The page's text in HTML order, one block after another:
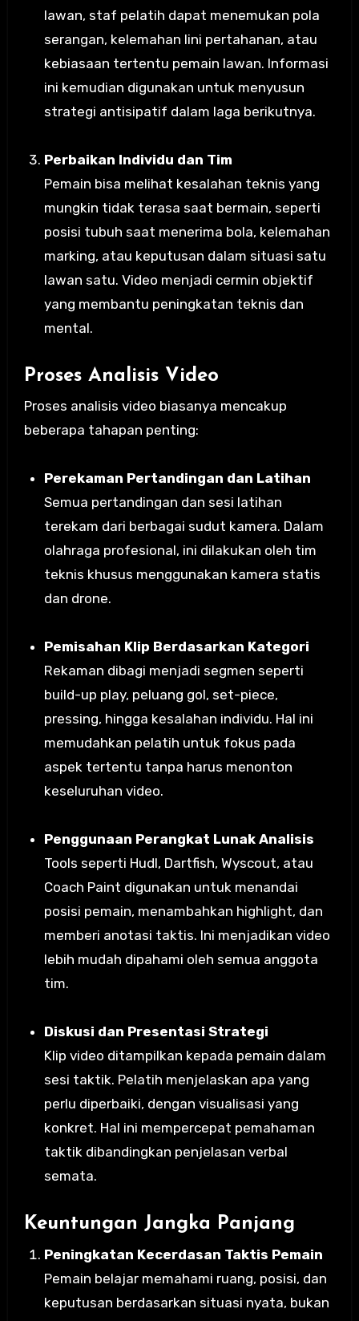
lawan, staf pelatih dapat menemukan pola
serangan, kelemahan lini pertahanan, atau
kebiasaan tertentu pemain lawan. Informasi
ini kemudian digunakan untuk menyusun
strategi antisipatif dalam laga berikutnya.
Perbaikan Individu dan Tim
Pemain bisa melihat kesalahan teknis yang
mungkin tidak terasa saat bermain, seperti
posisi tubuh saat menerima bola, kelemahan
marking, atau keputusan dalam situasi satu
lawan satu. Video menjadi cermin objektif
yang membantu peningkatan teknis dan
mental.
Proses Analisis Video
Proses analisis video biasanya mencakup
beberapa tahapan penting:
Perekaman Pertandingan dan Latihan
Semua pertandingan dan sesi latihan
terekam dari berbagai sudut kamera. Dalam
olahraga profesional, ini dilakukan oleh tim
teknis khusus menggunakan kamera statis
dan drone.
Pemisahan Klip Berdasarkan Kategori
Rekaman dibagi menjadi segmen seperti
build-up play, peluang gol, set-piece,
pressing, hingga kesalahan individu. Hal ini
memudahkan pelatih untuk fokus pada
aspek tertentu tanpa harus menonton
keseluruhan video.
Penggunaan Perangkat Lunak Analisis
Tools seperti Hudl, Dartfish, Wyscout, atau
Coach Paint digunakan untuk menandai
posisi pemain, menambahkan highlight, dan
memberi anotasi taktis. Ini menjadikan video
lebih mudah dipahami oleh semua anggota
tim.
Diskusi dan Presentasi Strategi
Klip video ditampilkan kepada pemain dalam
sesi taktik. Pelatih menjelaskan apa yang
perlu diperbaiki, dengan visualisasi yang
konkret. Hal ini mempercepat pemahaman
taktik dibandingkan penjelasan verbal
semata.
Keuntungan Jangka Panjang
Peningkatan Kecerdasan Taktis Pemain
Pemain belajar memahami ruang, posisi, dan
keputusan berdasarkan situasi nyata, bukan